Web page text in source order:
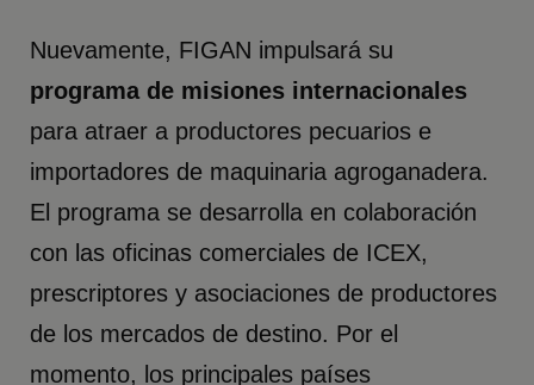
Nuevamente, FIGAN impulsará su
programa de misiones internacionales
para atraer a productores pecuarios e
importadores de maquinaria agroganadera.
El programa se desarrolla en colaboración
con las oficinas comerciales de ICEX,
prescriptores y asociaciones de productores
de los mercados de destino. Por el
momento, los principales países